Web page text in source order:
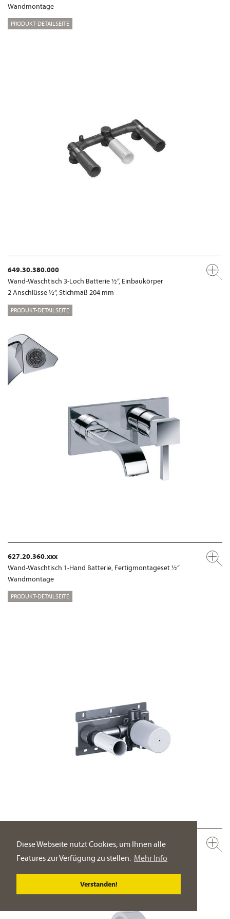
Diese Webseite nutzt Cookies, um Ihnen alle
Features zur Verfügung zu stellen. Mehr Info
Verstanden!
Wandmontage
PRODUKT-DETAILSEITE
649.30.380.000
Wand-Waschtisch 3-Loch Batterie ½“, Einbaukörper
2 Anschlüsse ½“, Stichmaß 204 mm
PRODUKT-DETAILSEITE
627.20.360.xxx
Wand-Waschtisch 1-Hand Batterie, Fertigmontageset ½“
Wandmontage
PRODUKT-DETAILSEITE
649.20.362.000
Wand-Waschtisch 1-Hand Batterie ½“, Einbaukörper